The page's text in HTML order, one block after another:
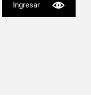
Ingresar